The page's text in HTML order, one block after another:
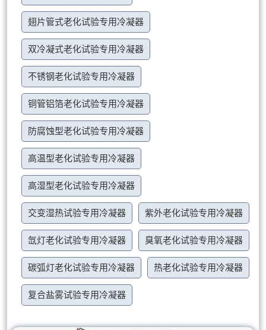
翅片管式老化试验专用冷凝器
双冷凝式老化试验专用冷凝器
不锈钢老化试验专用冷凝器
铜管铝箔老化试验专用冷凝器
防腐蚀型老化试验专用冷凝器
高温型老化试验专用冷凝器
高湿型老化试验专用冷凝器
交变湿热试验专用冷凝器 紫外老化试验专用冷凝器
氙灯老化试验专用冷凝器 臭氧老化试验专用冷凝器
碳弧灯老化试验专用冷凝器 热老化试验专用冷凝器
复合盐雾试验专用冷凝器